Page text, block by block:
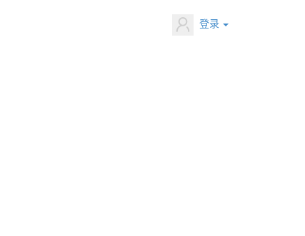
登录